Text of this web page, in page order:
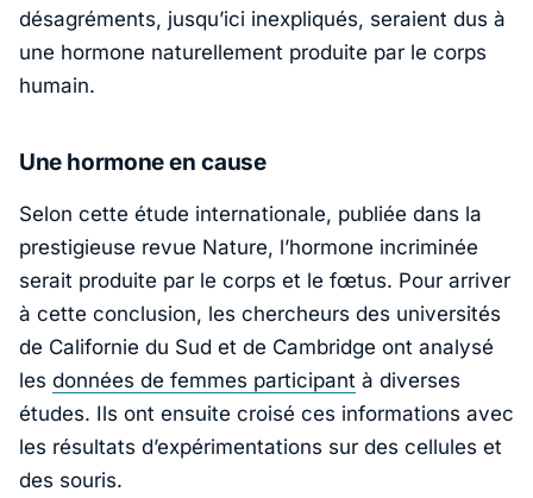
désagréments, jusqu’ici inexpliqués, seraient dus à
une hormone naturellement produite par le corps
humain.
Une hormone en cause
Selon cette étude internationale, publiée dans la
prestigieuse revue Nature, l’hormone incriminée
serait produite par le corps et le fœtus. Pour arriver
à cette conclusion, les chercheurs des universités
de Californie du Sud et de Cambridge ont analysé
les données de femmes participant à diverses
études. Ils ont ensuite croisé ces informations avec
les résultats d’expérimentations sur des cellules et
des souris.